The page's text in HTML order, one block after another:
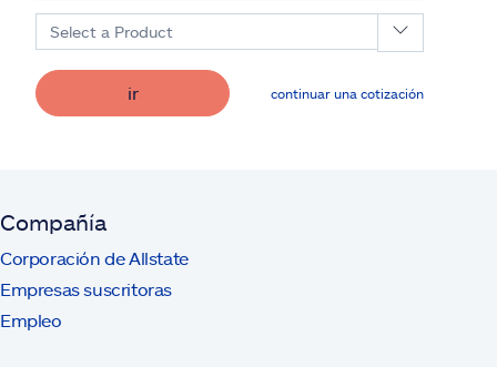
Select a Product
ir continuar una cotización
Compañía
Corporación de Allstate
Empresas suscritoras
Empleo